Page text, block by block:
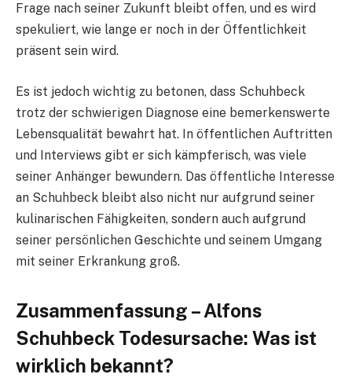
Frage nach seiner Zukunft bleibt offen, und es wird
spekuliert, wie lange er noch in der Öffentlichkeit
präsent sein wird.
Es ist jedoch wichtig zu betonen, dass Schuhbeck
trotz der schwierigen Diagnose eine bemerkenswerte
Lebensqualität bewahrt hat. In öffentlichen Auftritten
und Interviews gibt er sich kämpferisch, was viele
seiner Anhänger bewundern. Das öffentliche Interesse
an Schuhbeck bleibt also nicht nur aufgrund seiner
kulinarischen Fähigkeiten, sondern auch aufgrund
seiner persönlichen Geschichte und seinem Umgang
mit seiner Erkrankung groß.
Zusammenfassung – Alfons
Schuhbeck Todesursache: Was ist
wirklich bekannt?